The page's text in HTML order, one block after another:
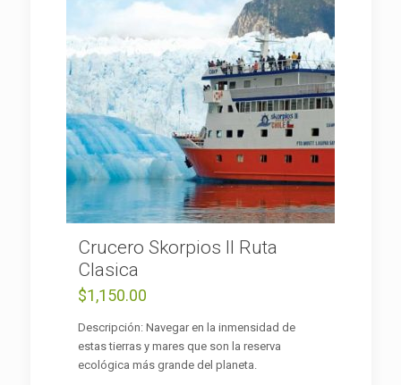
Crucero Skorpios II Ruta
Clasica
$1,150.00
Descripción: Navegar en la inmensidad de
estas tierras y mares que son la reserva
ecológica más grande del planeta.